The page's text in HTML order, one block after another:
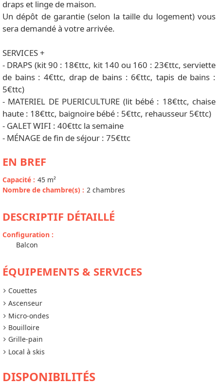
draps et linge de maison.
Un dépôt de garantie (selon la taille du logement) vous
sera demandé à votre arrivée.
SERVICES +
- DRAPS (kit 90 : 18€ttc, kit 140 ou 160 : 23€ttc, serviette
de bains : 4€ttc, drap de bains : 6€ttc, tapis de bains :
5€ttc)
- MATERIEL DE PUERICULTURE (lit bébé : 18€ttc, chaise
haute : 18€ttc, baignoire bébé : 5€ttc, rehausseur 5€ttc)
- GALET WIFI : 40€ttc la semaine
- MÉNAGE de fin de séjour : 75€ttc
EN BREF
Capacité : 45 m²
Nombre de chambre(s) : 2 chambres
DESCRIPTIF DÉTAILLÉ
Configuration :
Balcon
ÉQUIPEMENTS & SERVICES
Couettes
Ascenseur
Micro-ondes
Bouilloire
Grille-pain
Local à skis
DISPONIBILITÉS